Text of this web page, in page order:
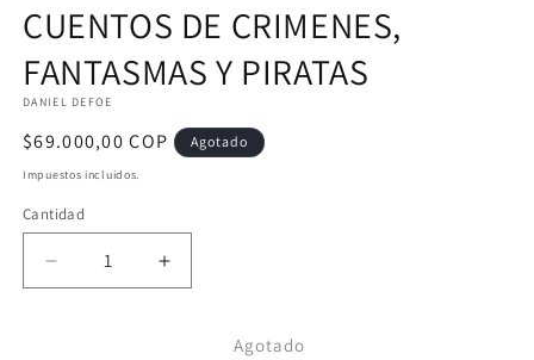
multimedia
1
en
una
ventana
modal
CUENTOS DE CRIMENES,
FANTASMAS Y PIRATAS
DANIEL DEFOE
Precio
habitual
$69.000,00 COP Agotado
Impuestos incluidos.
Cantidad
Reducir
cantidad
Aumentar
cantidad
CUENTOSAgotado